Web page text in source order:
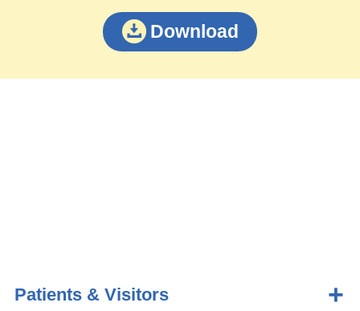
Download
Patients & Visitors